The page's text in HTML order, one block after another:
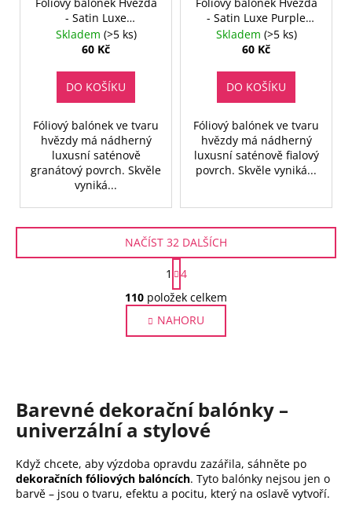
- Satin Luxe
Pomegranate - 46 cm
Skladem (>5 ks)
60 Kč
DO KOŠÍKU
Fóliový balónek ve tvaru
hvězdy má nádherný
luxusní saténově
granátový povrch. Skvěle
vyniká...
- Satin Luxe Purple
Royale - 46 cm
Skladem (>5 ks)
60 Kč
DO KOŠÍKU
Fóliový balónek ve tvaru
hvězdy má nádherný
luxusní saténově fialový
povrch. Skvěle vyniká...
O
v
l
á
í
p
r
v
k
y
NAČÍST 32 DALŠÍCH
S
t
r
á
n
k
n
í
1
4
110 položek celkem
NAHORU
Barevné dekorační balónky –
univerzální a stylové
Když chcete, aby výzdoba opravdu zazářila, sáhněte po
dekoračních fóliových balóncích. Tyto balónky nejsou jen o
barvě – jsou o tvaru, efektu a pocitu, který na oslavě vytvoří.